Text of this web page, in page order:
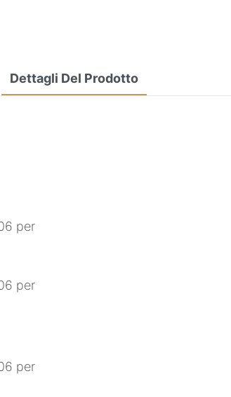
Dettagli Del Prodotto